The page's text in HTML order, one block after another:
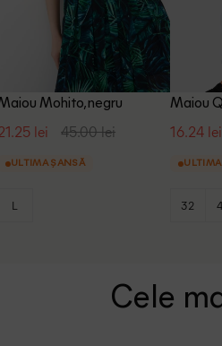
Mohito, negru
lei 45.00 lei
ULTIMA ȘANSĂ
L
Maiou
16.24 lei
32
Cele